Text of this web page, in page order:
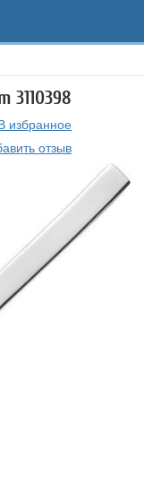
3110398
избранное
отзыв